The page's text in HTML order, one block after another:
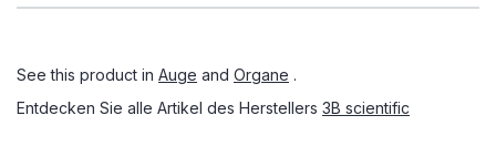
See this product in Auge and Organe .
Entdecken Sie alle Artikel des Herstellers 3B scientific